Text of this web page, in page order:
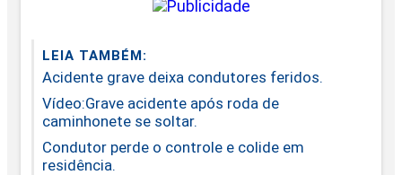
LEIA TAMBÉM:
Acidente grave deixa condutores feridos.
Vídeo:Grave acidente após roda de
caminhonete se soltar.
Condutor perde o controle e colide em
residência.